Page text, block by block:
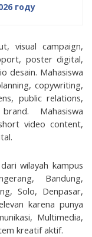
году
visual campaign,
poster digital,
desain. Mahasiswa
copywriting,
public relations,
Mahasiswa
video content,
wilayah kampus
Bandung,
Solo, Denpasar,
karena punya
Multimedia,
kreatif aktif.